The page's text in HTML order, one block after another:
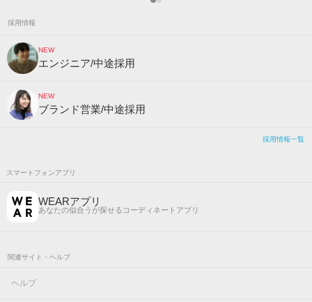
採用情報
NEW
エンジニア/中途採用
NEW
ブランド営業/中途採用
採用情報一覧
スマートフォンアプリ
WEARアプリ
あなたの似合うが探せるコーディネートアプリ
関連サイト・ヘルプ
ヘルプ